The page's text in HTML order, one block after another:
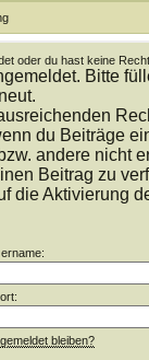
oder du hast keine
Bitte
du Beiträge
andere nicht
Beitrag zu
die Aktivierung
bleiben?